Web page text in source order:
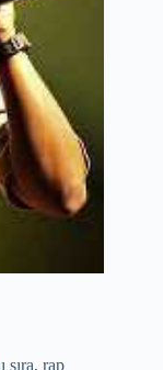
rap